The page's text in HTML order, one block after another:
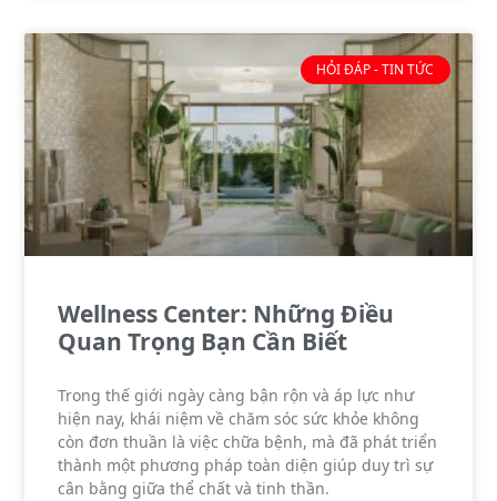
HỎI ĐÁP - TIN TỨC
Wellness Center: Những Điều
Quan Trọng Bạn Cần Biết
Trong thế giới ngày càng bận rộn và áp lực như
hiện nay, khái niệm về chăm sóc sức khỏe không
còn đơn thuần là việc chữa bệnh, mà đã phát triển
thành một phương pháp toàn diện giúp duy trì sự
cân bằng giữa thể chất và tinh thần.